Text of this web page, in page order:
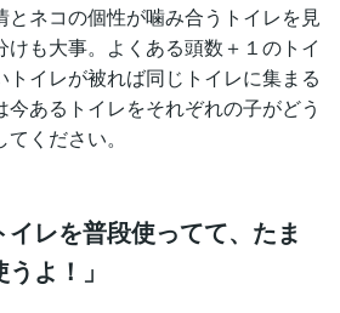
とネコの個性が噛み合うトイレを見
も大事。よくある頭数＋１のトイ
トイレが被れば同じトイレに集まる
あるトイレをそれぞれの子がどう
ください。
イレを普段使ってて、たま
よ！」